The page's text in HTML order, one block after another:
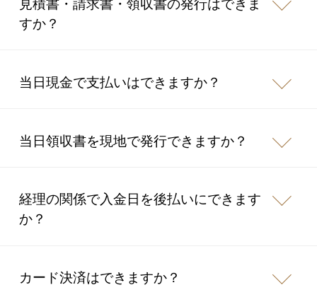
見積書・請求書・領収書の発行はできま
すか？
当日現金で支払いはできますか？
当日領収書を現地で発行できますか？
経理の関係で入金日を後払いにできます
か？
カード決済はできますか？